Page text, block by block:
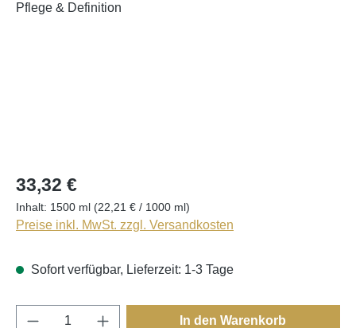
33,32 €
Inhalt: 1500 ml (22,21 € / 1000 ml)
Preise inkl. MwSt. zzgl. Versandkosten
Sofort verfügbar, Lieferzeit: 1-3 Tage
Produkt Anzahl: Gib den gewünschten
In den Warenkorb